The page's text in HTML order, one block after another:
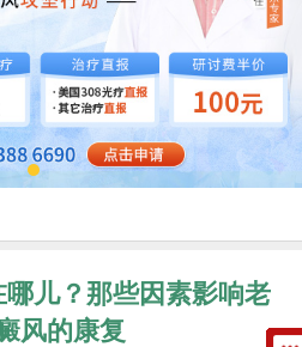
儿？那些因素影响老
风的康复